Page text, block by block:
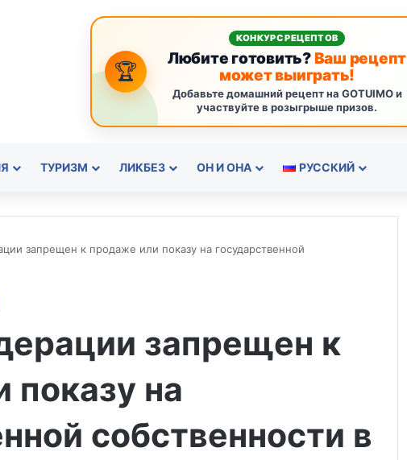
🏆
КОНКУРС РЕЦЕПТОВ
Любите готовить?Ваш рецепт
может выиграть!
Добавьте домашний рецепт на GOTUIMO и
участвуйте в розыгрыше призов.
ТУРИЗМ ЛИКБЕЗ ОН И ОНА РУССКИЙ
запрещен к продаже или показу на государственной
запрещен к
показу на
собственности в